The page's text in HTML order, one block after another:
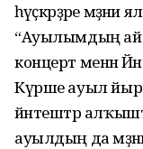
һәүәҫкәрҙәре
“Ауылымдың
концерт менән
Күрше ауыл
йәнтештәр
ауылдың да